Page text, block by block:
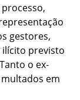
gestores,
ilícito previsto
o ex-
em